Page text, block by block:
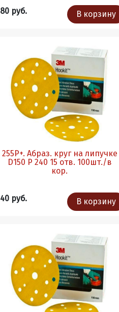
80 руб. В корзину
255Р+. Абраз. круг на липучке
D150 P 240 15 отв. 100шт./в
кор.
40 руб. В корзину